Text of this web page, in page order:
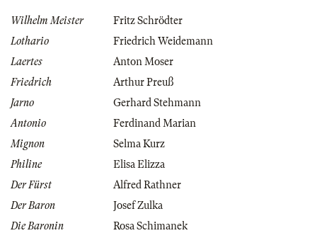
Wilhelm Meister
Fritz Schrödter
Lothario
Friedrich Weidemann
Laertes
Anton Moser
Friedrich
Arthur Preuß
Jarno
Gerhard Stehmann
Antonio
Ferdinand Marian
Mignon
Selma Kurz
Philine
Elisa Elizza
Der Fürst
Alfred Rathner
Der Baron
Josef Zulka
Die Baronin
Rosa Schimanek